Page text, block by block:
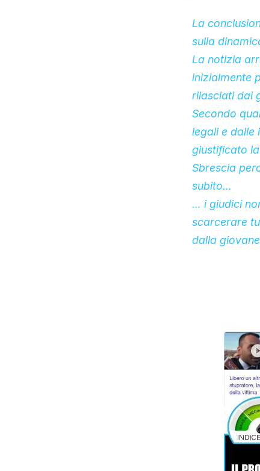
La
sulla
La notizia
inizialmente
rilasciati dai
Secondo
legali e dalle
giustificato
Sbrescia
subito…
… i giudici
scarcerare
dalla